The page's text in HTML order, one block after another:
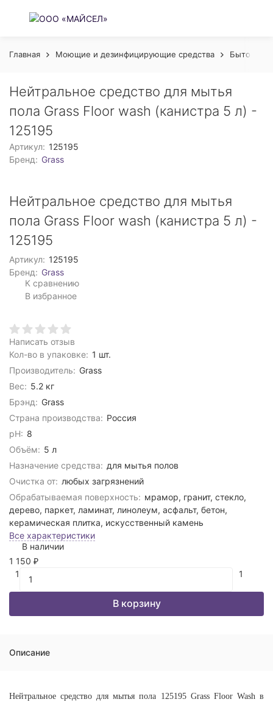
Главная Моющие и дезинфицирующие средства Бытовая
Нейтральное средство для мытья
пола Grass Floor wash (канистра 5 л) -
125195
Артикул: 125195
Бренд: Grass
Нейтральное средство для мытья
пола Grass Floor wash (канистра 5 л) -
125195
Артикул: 125195
Бренд: Grass
К сравнению
В избранное
Написать отзыв
Кол-во в упаковке: 1 шт.
Производитель: Grass
Вес: 5.2 кг
Брэнд: Grass
Страна производства: Россия
pH: 8
Объём: 5 л
Назначение средства: для мытья полов
Очистка от: любых загрязнений
Обрабатываемая поверхность: мрамор, гранит, стекло,
дерево, паркет, ламинат, линолеум, асфальт, бетон,
керамическая плитка, искусственный камень
Все характеристики
В наличии
1 150 ₽
1 1
В корзину
Описание
Нейтральное средство для мытья пола 125195 Grass Floor Wash в